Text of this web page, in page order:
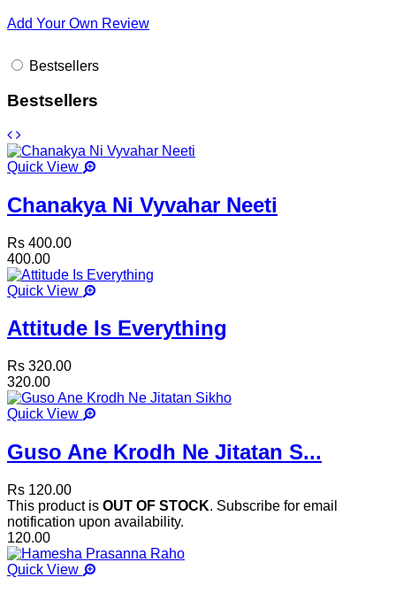
Add Your Own Review
Bestsellers
Bestsellers
Quick View
Chanakya Ni Vyvahar Neeti
Rs 400.00
400.00
Quick View
Attitude Is Everything
Rs 320.00
320.00
Quick View
Guso Ane Krodh Ne Jitatan S...
Rs 120.00
This product is OUT OF STOCK. Subscribe for email
notification upon availability.
120.00
Quick View